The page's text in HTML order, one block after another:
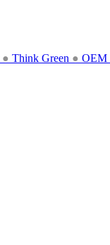
● Think Green ● OEM